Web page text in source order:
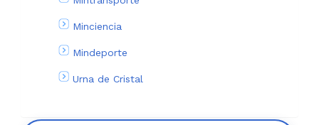
Minciencia
Mindeporte
Urna de Cristal